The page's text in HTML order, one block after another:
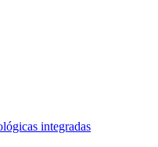
integradas